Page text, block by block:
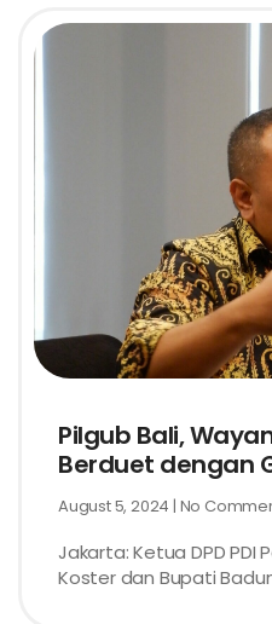
Pilgub Bali,
Berduet dengan
August 5, 2024 No
Jakarta: Ketua DPD PDI
Koster dan Bupati